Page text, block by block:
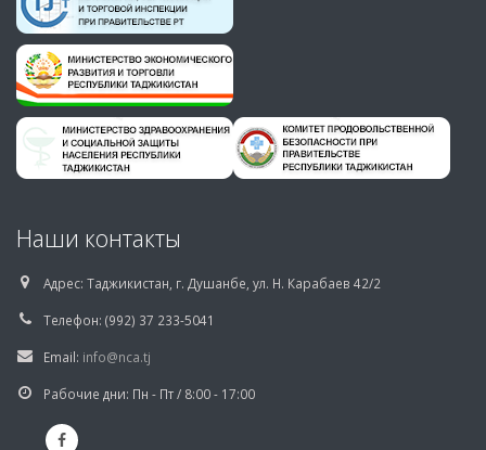
Наши контакты
Адрес: Таджикистан, г. Душанбе, ул. Н. Карабаев 42/2
Телефон: (992) 37 233-5041
Email: info@nca.tj
Рабочие дни: Пн - Пт / 8:00 - 17:00